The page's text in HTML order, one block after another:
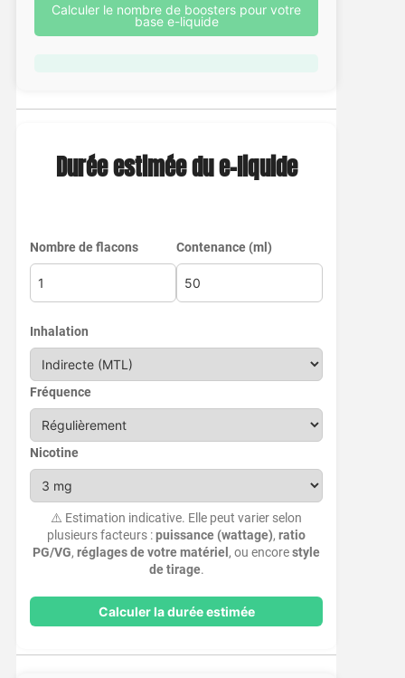
Calculer le nombre de boosters pour votre
base e-liquide
Durée estimée du e-liquide
Nombre de flacons Contenance (ml)
Inhalation
Fréquence
Nicotine
⚠️ Estimation indicative. Elle peut varier selon
plusieurs facteurs :puissance (wattage),ratio
PG/VG,réglages de votre matériel , ou encorestyle
de tirage.
Calculer la durée estimée